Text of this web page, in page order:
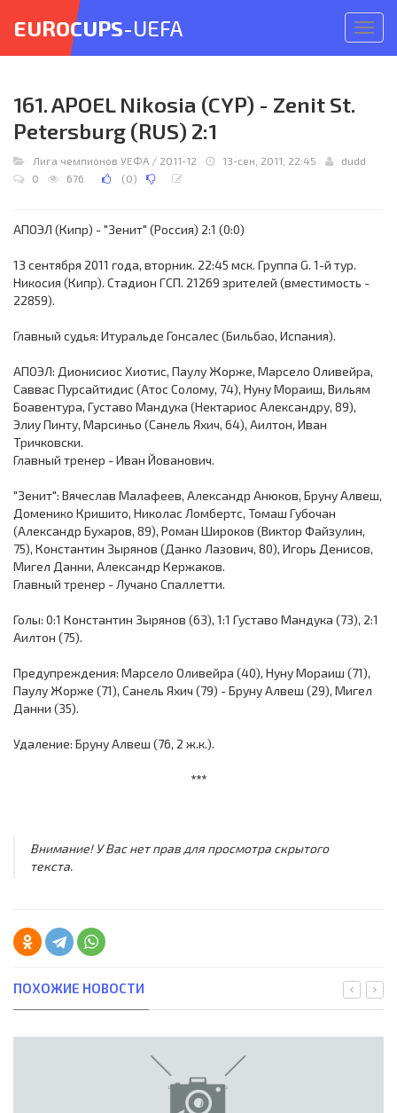
меню
EUROCUPS-UEFA
161. APOEL Nikosia (CYP) - Zenit St.
Petersburg (RUS) 2:1
Лига чемпионов УЕФА / 2011-12 13-сен, 2011, 22:45
dudd
0
676 (0)
АПОЭЛ (Кипр) - "Зенит" (Россия) 2:1 (0:0)
13 сентября 2011 года, вторник. 22:45 мск. Группа G. 1-й тур.
Никосия (Кипр). Стадион ГСП. 21269 зрителей (вместимость -
22859).
Главный судья: Итуральде Гонсалес (Бильбао, Испания).
АПОЭЛ: Дионисиос Хиотис, Паулу Жорже, Марсело Оливейра,
Саввас Пурсайтидис (Атос Солому, 74), Нуну Мораиш, Вильям
Боавентура, Густаво Мандука (Нектариос Александру, 89),
Элиу Пинту, Марсиньо (Санель Яхич, 64), Аилтон, Иван
Тричковски.
Главный тренер - Иван Йованович.
"Зенит": Вячеслав Малафеев, Александр Анюков, Бруну Алвеш,
Доменико Кришито, Николас Ломбертс, Томаш Губочан
(Александр Бухаров, 89), Роман Широков (Виктор Файзулин,
75), Константин Зырянов (Данко Лазович, 80), Игорь Денисов,
Мигел Данни, Александр Кержаков.
Главный тренер - Лучано Спаллетти.
Голы: 0:1 Константин Зырянов (63), 1:1 Густаво Мандука (73), 2:1
Аилтон (75).
Предупреждения: Марсело Оливейра (40), Нуну Мораиш (71),
Паулу Жорже (71), Санель Яхич (79) - Бруну Алвеш (29), Мигел
Данни (35).
Удаление: Бруну Алвеш (76, 2 ж.к.).
***
Внимание! У Вас нет прав для просмотра скрытого
текста.
ПОХОЖИЕ НОВОСТИ